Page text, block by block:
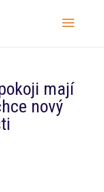
mají
nový